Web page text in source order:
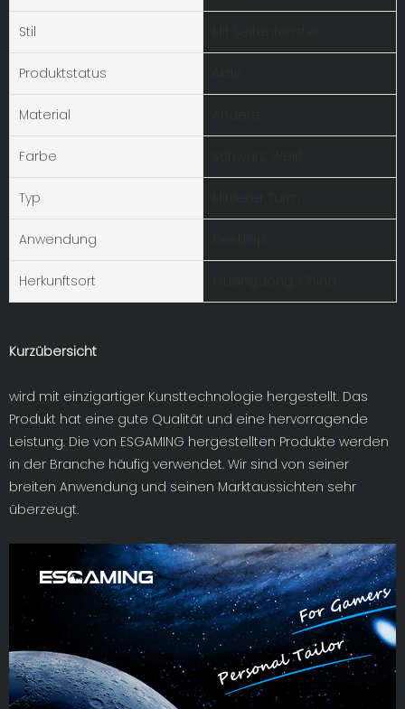
Stil
Produktstatus
Material
Farbe
Typ
Anwendung
Herkunftsort
Kurzübersicht
wird mit einzigartiger Kunsttechnologie hergestellt. Das
Produkt hat eine gute Qualität und eine hervorragende
Leistung. Die von ESGAMING hergestellten Produkte werden
in der Branche häufig verwendet. Wir sind von seiner
breiten Anwendung und seinen Marktaussichten sehr
überzeugt.